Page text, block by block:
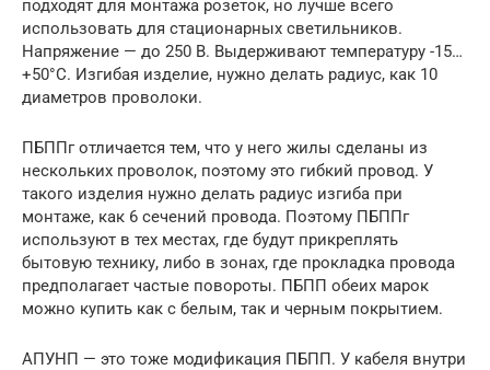
подходят для монтажа розеток, но лучше всего
использовать для стационарных светильников.
Напряжение — до 250 В. Выдерживают температуру -15…
+50°С. Изгибая изделие, нужно делать радиус, как 10
диаметров проволоки.
ПБППг отличается тем, что у него жилы сделаны из
нескольких проволок, поэтому это гибкий провод. У
такого изделия нужно делать радиус изгиба при
монтаже, как 6 сечений провода. Поэтому ПБППг
используют в тех местах, где будут прикреплять
бытовую технику, либо в зонах, где прокладка провода
предполагает частые повороты. ПБПП обеих марок
можно купить как с белым, так и черным покрытием.
АПУНП — это тоже модификация ПБПП. У кабеля внутри